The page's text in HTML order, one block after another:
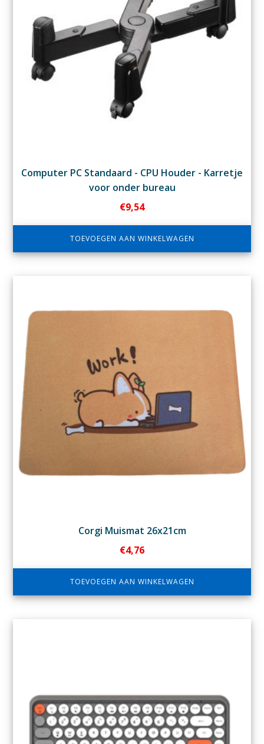
Computer PC Standaard - CPU Houder - Karretje
voor onder bureau
€9,54
TOEVOEGEN AAN WINKELWAGEN
Corgi Muismat 26x21cm
€4,76
TOEVOEGEN AAN WINKELWAGEN